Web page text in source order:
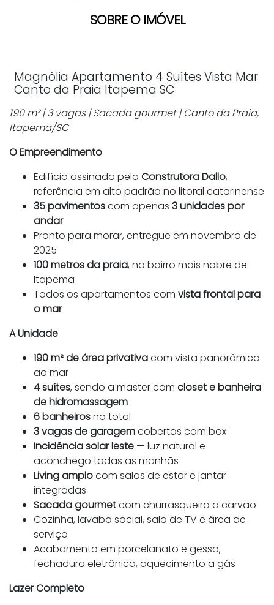
SOBRE O IMÓVEL
Magnólia Apartamento 4 Suítes Vista Mar
Canto da Praia Itapema SC
190 m² | 3 vagas | Sacada gourmet | Canto da Praia,
Itapema/SC
O Empreendimento
Edifício assinado pela Construtora Dallo,
referência em alto padrão no litoral catarinense
35 pavimentoscom apenas 3 unidades por
andar
Pronto para morar, entregue em novembro de
2025
100 metros da praia, no bairro mais nobre de
Itapema
Todos os apartamentos com vista frontal para
o mar
A Unidade
190 m² de área privativacom vista panorâmica
ao mar
4 suítes, sendo a master com closet e banheira
de hidromassagem
6 banheirosno total
3 vagas de garagemcobertas com box
Incidência solar leste — luz natural e
aconchego todas as manhãs
Living amplocom salas de estar e jantar
integradas
Sacada gourmetcom churrasqueira a carvão
Cozinha, lavabo social, sala de TV e área de
serviço
Acabamento em porcelanato e gesso,
fechadura eletrônica, aquecimento a gás
Lazer Completo